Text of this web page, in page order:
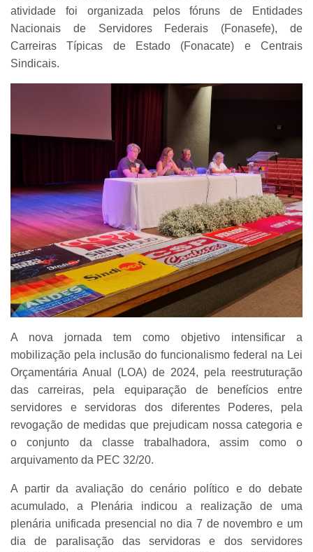
atividade foi organizada pelos fóruns de Entidades
Nacionais de Servidores Federais (Fonasefe), de
Carreiras Típicas de Estado (Fonacate) e Centrais
Sindicais.
A nova jornada tem como objetivo intensificar a
mobilização pela inclusão do funcionalismo federal na Lei
Orçamentária Anual (LOA) de 2024, pela reestruturação
das carreiras, pela equiparação de benefícios entre
servidores e servidoras dos diferentes Poderes, pela
revogação de medidas que prejudicam nossa categoria e
o conjunto da classe trabalhadora, assim como o
arquivamento da PEC 32/20.
A partir da avaliação do cenário político e do debate
acumulado, a Plenária indicou a realização de uma
plenária unificada presencial no dia 7 de novembro e um
dia de paralisação das servidoras e dos servidores